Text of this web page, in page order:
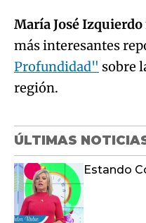
María José Izquierdo
más interesantes
Profundidad" sobre
región.
ÚLTIMAS
Estando